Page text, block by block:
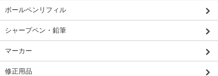
ボールペンリフィル
シャープペン・鉛筆
マーカー
修正用品